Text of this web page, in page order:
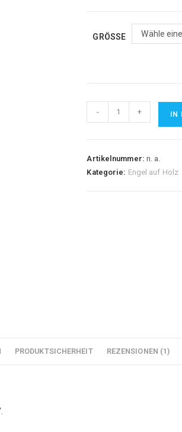
GRÖSSE Wähle
Erzengel
Gabriel
- +
Artikelnummer: n. a.
Kategorie: Engel auf Holz
PRODUKTSICHERHEIT REZENSIONEN (1)